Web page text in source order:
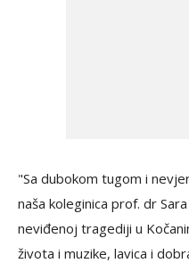
"Sa dubokom tugom i
naša koleginica prof. dr
neviđenoj tragediji u
života i muzike, lavica i